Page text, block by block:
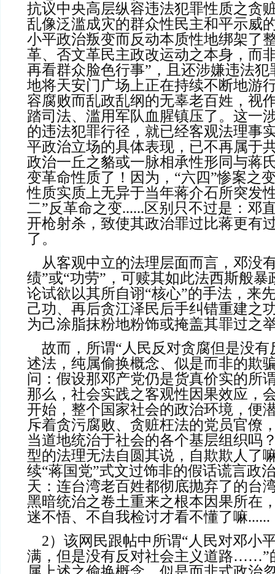
抗议中央高层纵容违法犯罪性质之贪
乱像泛滥成灾的群众性民主和平示威
小平政治叛变而反动本质性地绑架了
革、否文革民主政改运动之本身，而
再看群众脸色行事”，且还涉嫌违法
地将天安门广场上正在持续不断地游
容腐败而乱政乱纲的无辜老百姓，视
踏司法、滥用军队血腥镇压了。这一
的违法犯罪行径，就已经客观法理事
平政治立场的具体表现，已不再属于
政治一丘之貉或一脉相承性形同与蒋
变革命性质了！因为，“六四”惨案之
性质实质上无异于当年蒋介石所突发
二”反革命之变......区别只不过是：邓
开枪射杀，致使其政治罪过比蒋更有
了。
绩”或“功劳”，可赎其如此法西斯般
论试欲以其所自诩“核心”的手法，来
己功、再后贪江泽民后手纠错重建之
为己涂脂抹粉地粉饰或掩盖其罪过之
述法，纯属偷换概念、似是而非的欺
问：假设那邓产党仍是货真价实的所
那么，社会实践之客观性因果效应，
开始，整个国家社会的政治环境，便
斥着贪污腐败、贪赃枉法的党员官僚
当道地统治于社会的各个基层组织吗
型的法理无法自圆其说，自欺欺人了
续“蒋国党”式文过饰非的假话谎言政
天：连台湾老百姓都彻底抛弃了的台
黑暗统治之卷土重来之根本因果所在
迷不悟、不自我检讨才看不懂了嘛......
满，但是没有反对社会主义道路……”